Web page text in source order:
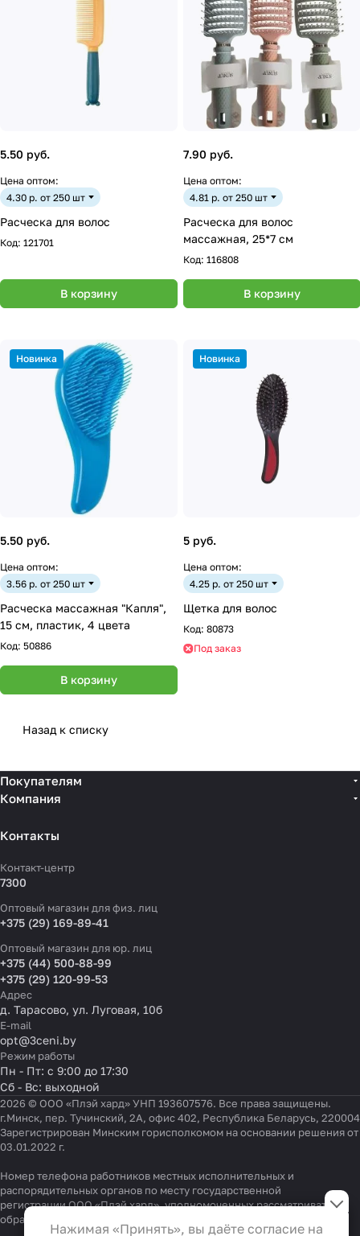
5.50 руб.
Цена оптом:
4.30 р. от 250 шт
Расческа для волос
Код: 121701
В корзину
7.90 руб.
Цена оптом:
4.81 р. от 250 шт
Расческа для волос
массажная, 25*7 см
Код: 116808
В корзину
Новинка
5.50 руб.
Цена оптом:
3.56 р. от 250 шт
Расческа массажная "Капля",
15 см, пластик, 4 цвета
Код: 50886
В корзину
Новинка
5 руб.
Цена оптом:
4.25 р. от 250 шт
Щетка для волос
Код: 80873
Под заказ
Назад к списку
Покупателям
Компания
Контакты
Контакт-центр
7300
Оптовый магазин для физ. лиц
+375 (29) 169-89-41
Оптовый магазин для юр. лиц
+375 (44) 500-88-99
+375 (29) 120-99-53
Адрес
д. Тарасово, ул. Луговая, 10б
E-mail
opt@3ceni.by
Режим работы
Пн - Пт: с 9:00 до 17:30
Сб - Вс: выходной
2026 © ООО «Плэй хард» УНП 193607576. Все права защищены.
г.Минск, пер. Тучинский, 2А, офис 402, Республика Беларусь, 220004
Зарегистрирован Минским горисполкомом на основании решения от
03.01.2022 г.
Номер телефона работников местных исполнительных и
распорядительных органов по месту государственной
регистрации ООО «Плэй хард», уполномоченных рассматривать
обращения покупателей:
Настройки файлов cookie
Функциональные
Нажимая «Принять», вы даёте согласие на